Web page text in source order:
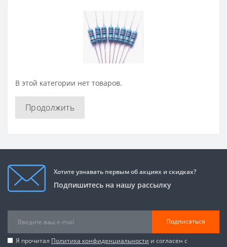
В этой категории нет товаров.
Продолжить
Хотите узнавать первым об акциях и скидках?
Подпишитесь на нашу рассылку
Подписаться
Я прочитал Политика конфиденциальности и согласен с